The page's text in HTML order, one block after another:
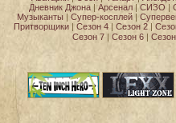
Дневник Джона| Арсенал| СИЗО |
Музыканты | Супер-косплей |
Притворщики | Сезон 4 | Сезон 2 |
Сезон 7| Сезон 6|